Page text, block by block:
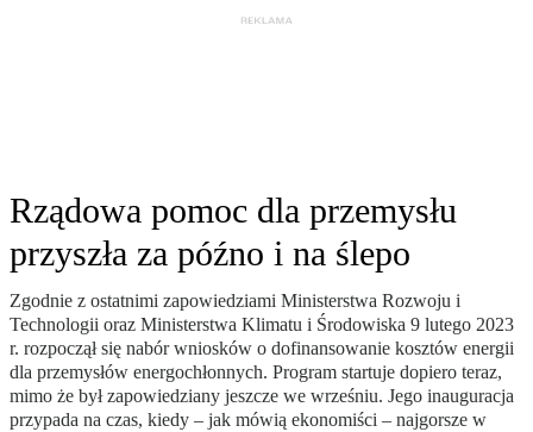
Rządowa pomoc dla przemysłu
przyszła za późno i na ślepo
Zgodnie z ostatnimi zapowiedziami Ministerstwa Rozwoju i
Technologii oraz Ministerstwa Klimatu i Środowiska 9 lutego 2023
r. rozpoczął się nabór wniosków o dofinansowanie kosztów energii
dla przemysłów energochłonnych. Program startuje dopiero teraz,
mimo że był zapowiedziany jeszcze we wrześniu. Jego inauguracja
przypada na czas, kiedy – jak mówią ekonomiści – najgorsze w